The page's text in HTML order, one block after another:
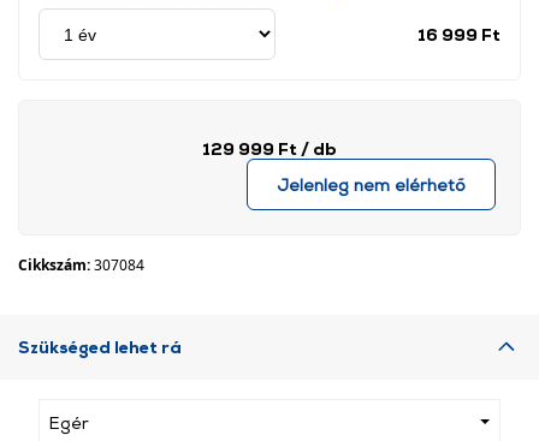
16 999 Ft
129 999 Ft / db
Jelenleg nem elérhető
Cikkszám:307084
Szükséged lehet rá
Egér